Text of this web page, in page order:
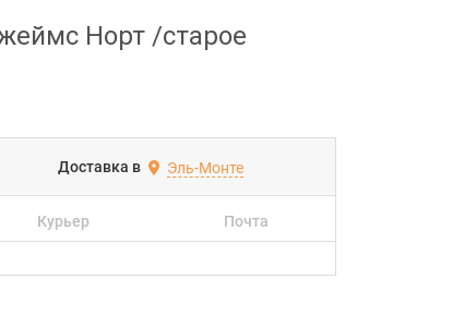
Норт /старое
Доставка в Эль-Монте
Курьер Почта